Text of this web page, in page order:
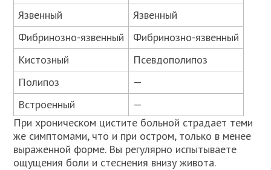
Язвенный
Язвенный
Фибринозно-язвенный
Фибринозно-язвенный
Кистозный
Псевдополипоз
Полипоз
—
Встроенный
—
При хроническом цистите больной страдает теми
же симптомами, что и при остром, только в менее
выраженной форме. Вы регулярно испытываете
ощущения боли и стеснения внизу живота.